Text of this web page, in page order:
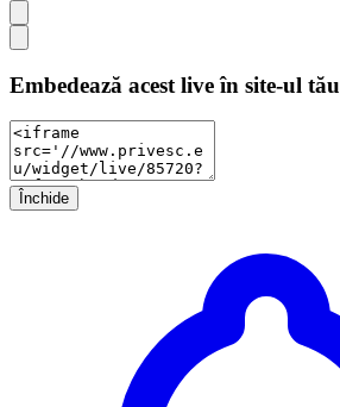
Embedează acest live în site-ul tău
Închide